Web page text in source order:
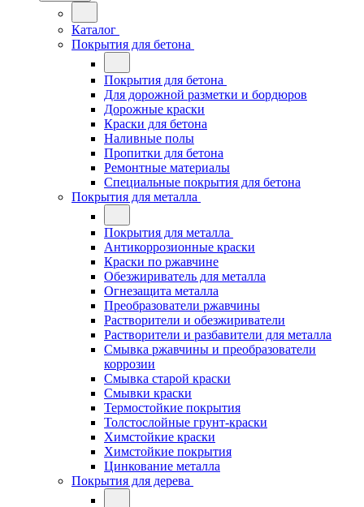
Каталог
Покрытия для бетона
Покрытия для бетона
Для дорожной разметки и бордюров
Дорожные краски
Краски для бетона
Наливные полы
Пропитки для бетона
Ремонтные материалы
Специальные покрытия для бетона
Покрытия для металла
Покрытия для металла
Антикоррозионные краски
Краски по ржавчине
Обезжириватель для металла
Огнезащита металла
Преобразователи ржавчины
Растворители и обезжириватели
Растворители и разбавители для металла
Смывка ржавчины и преобразователи
коррозии
Смывка старой краски
Смывки краски
Термостойкие покрытия
Толстослойные грунт-краски
Химстойкие краски
Химстойкие покрытия
Цинкование металла
Покрытия для дерева